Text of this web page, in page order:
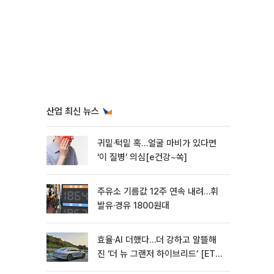
산업 최신 뉴스
귀밑·턱밑 혹…얼굴 마비가 있다면
‘이 질병’ 의심[e건강~쏙]
주유소 기름값 12주 연속 내려…휘
발유·경유 1800원대
효율·AI 더했다…더 강하고 알뜰해
진 ‘더 뉴 그랜저 하이브리드’ [ET의